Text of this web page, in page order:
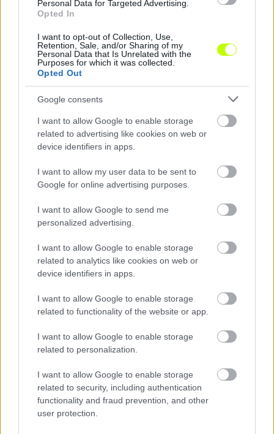
Personal Data for Targeted Advertising.
Opted In
I want to opt-out of Collection, Use,
Retention, Sale, and/or Sharing of my
Personal Data that Is Unrelated with the
Purposes for which it was collected.
Opted Out
Google consents
I want to allow Google to enable storage
related to advertising like cookies on web or
device identifiers in apps.
I want to allow my user data to be sent to
Google for online advertising purposes.
I want to allow Google to send me
personalized advertising.
I want to allow Google to enable storage
related to analytics like cookies on web or
device identifiers in apps.
I want to allow Google to enable storage
related to functionality of the website or app.
I want to allow Google to enable storage
related to personalization.
I want to allow Google to enable storage
related to security, including authentication
functionality and fraud prevention, and other
user protection.
Újra telt ház lehet a Kispest–Vasason
A Honvéd kérésére elhalasztották a korábban kiszabott
szektorbezárás végrehajtását.
A magyar válogatott sem venne részt a
világbajnokságon
Az UEFA-tagországok közösen utasítanák el a FIFA tervezett
változtatását.
2026.07.31.